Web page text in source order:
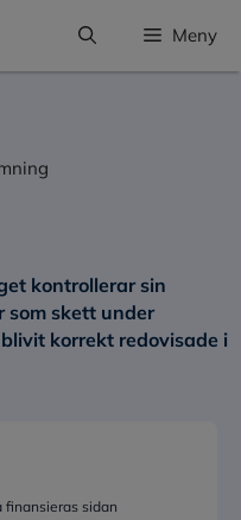
Meny
kontrollerar sin
som skett under
korrekt redovisade i
finansieras sidan